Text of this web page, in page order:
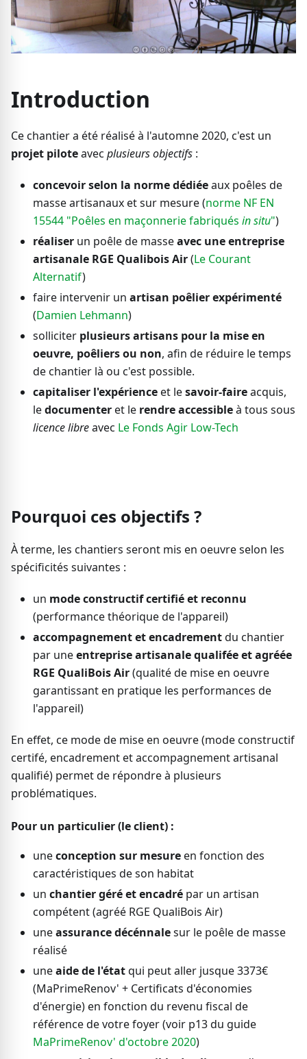
Introduction
Ce chantier a été réalisé à l'automne 2020, c'est un
projet piloteavec plusieurs objectifs :
concevoir selon la norme dédiéeaux poêles de
masse artisanaux et sur mesure (norme NF EN
15544 "Poêles en maçonnerie fabriqués in situ")
réaliser un poêle de masseavec une entreprise
artisanale RGE Qualibois Air(Le Courant
Alternatif)
faire intervenir un artisan poêlier expérimenté
(Damien Lehmann)
solliciter plusieurs artisans pour la mise en
oeuvre, poêliers ou non, afin de réduire le temps
de chantier là ou c'est possible.
capitaliser l'expérienceet lesavoir-faireacquis,
ledocumenteret le rendre accessibleà tous sous
licence libreavec Le Fonds Agir Low-Tech
Pourquoi ces objectifs ?
À terme, les chantiers seront mis en oeuvre selon les
spécificités suivantes :
un mode constructif certifié et reconnu
(performance théorique de l'appareil)
accompagnement et encadrementdu chantier
par uneentreprise artisanale qualifée et agréée
RGE QualiBois Air(qualité de mise en oeuvre
garantissant en pratique les performances de
l'appareil)
En effet, ce mode de mise en oeuvre (mode constructif
certifé, encadrement et accompagnement artisanal
qualifié) permet de répondre à plusieurs
problématiques.
Pour un particulier (le client) :
uneconception sur mesureen fonction des
caractéristiques de son habitat
un chantier géré et encadré par un artisan
compétent (agréé RGE QualiBois Air)
uneassurance décénnalesur le poêle de masse
réalisé
uneaide de l'étatqui peut aller jusque 3373€
(MaPrimeRenov' + Certificats d'économies
d'énergie) en fonction du revenu fiscal de
référence de votre foyer (voir p13 du guide
MaPrimeRenov' d'octobre 2020)